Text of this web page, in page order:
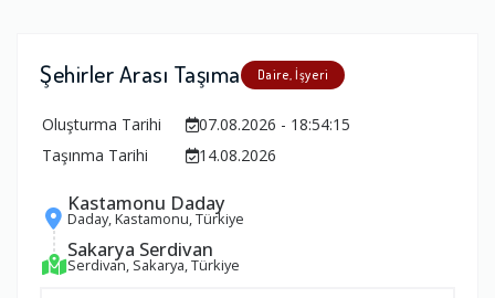
Şehirler Arası Taşıma Daire, İşyeri
Oluşturma Tarihi
07.08.2026 - 18:54:15
Taşınma Tarihi
14.08.2026
Kastamonu Daday
Daday, Kastamonu, Türkiye
Sakarya Serdivan
Serdivan, Sakarya, Türkiye